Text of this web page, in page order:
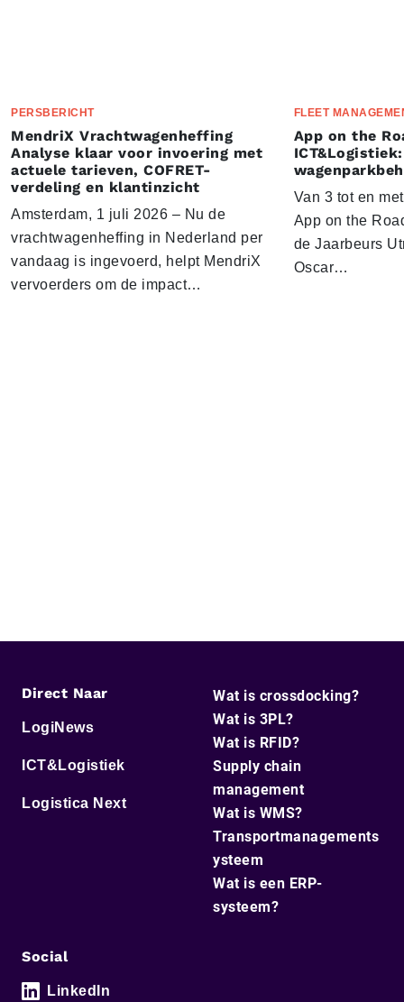
PERSBERICHT
MendriX Vrachtwagenheffing
Analyse klaar voor invoering met
actuele tarieven, COFRET-
verdeling en klantinzicht
Amsterdam, 1 juli 2026 – Nu de
vrachtwagenheffing in Nederland per
vandaag is ingevoerd, helpt MendriX
vervoerders om de impact…
FLEET
App on the
Van 3 tot en
App on the
de Jaarbeurs
Oscar…
Direct Naar
LogiNews
ICT&Logistiek
Logistica Next
Wat is crossdocking?
Wat is 3PL?
Wat is RFID?
Supply chain
management
Wat is WMS?
Transportmanagements
ysteem
Wat is een ERP-
systeem?
Social
LinkedIn